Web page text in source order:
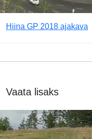
Hiina GP 2018 ajakava
Vaata lisaks